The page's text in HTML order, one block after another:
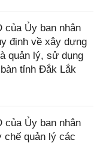
của Ủy ban nhân
định về xây dựng
quản lý, sử dụng
tỉnh Đắk Lắk
của Ủy ban nhân
chế quản lý các